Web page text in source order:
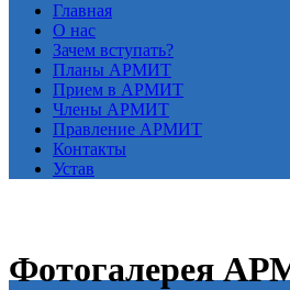
Главная
О нас
Зачем вступать?
Планы АРМИТ
Прием в АРМИТ
Члены АРМИТ
Правление АРМИТ
Контакты
Устав
Фотогалерея